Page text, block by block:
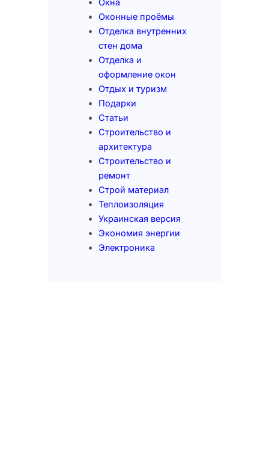
Окна
Оконные проёмы
Отделка внутренних
стен дома
Отделка и
оформление окон
Отдых и туризм
Подарки
Статьи
Строительство и
архитектура
Строительство и
ремонт
Строй материал
Теплоизоляция
Украинская версия
Экономия энергии
Электроника